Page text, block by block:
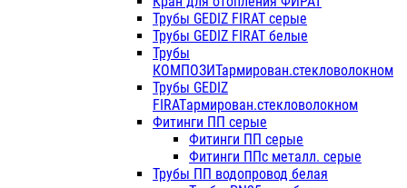
Трубы GEDIZ FIRAT серые
Трубы GEDIZ FIRAT белые
Трубы
КОМПОЗИТармирован.стекловолокном
Трубы GEDIZ
FIRATармирован.стекловолокном
Фитинги ПП серые
Фитинги ПП серые
Фитинги ППс металл. серые
Трубы ПП водопровод белая